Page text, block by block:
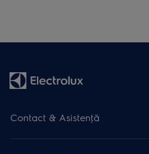
Contact & Asistenţă